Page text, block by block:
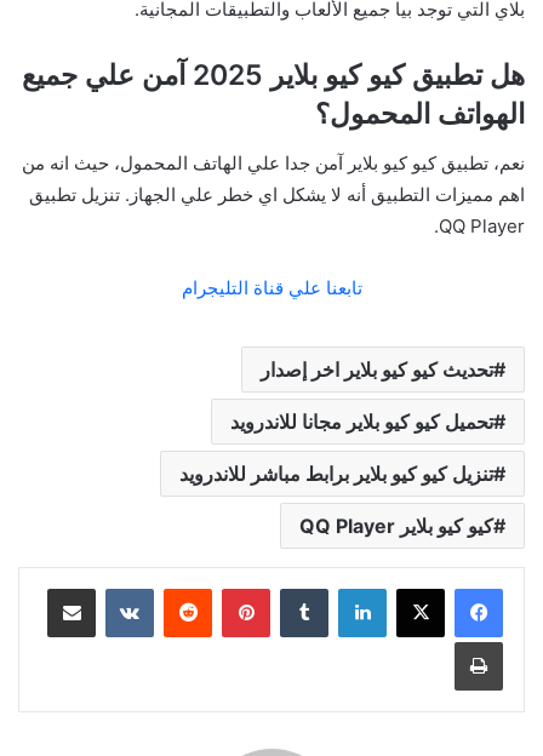
بلاي التي توجد بيا جميع الألعاب والتطبيقات المجانية.
هل تطبيق كيو كيو بلاير 2025 آمن علي جميع
الهواتف المحمول؟
نعم، تطبيق كيو كيو بلاير آمن جدا علي الهاتف المحمول، حيث انه من
اهم مميزات التطبيق أنه لا يشكل اي خطر علي الجهاز. تنزيل تطبيق
QQ Player.
تابعنا علي قناة التليجرام
تحديث كيو كيو بلاير اخر إصدار
تحميل كيو كيو بلاير مجانا للاندرويد
تنزيل كيو كيو بلاير برابط مباشر للاندرويد
كيو كيو بلاير QQ Player
لينكدإن بينتيريست مشاركة عبر البريد
طباعة